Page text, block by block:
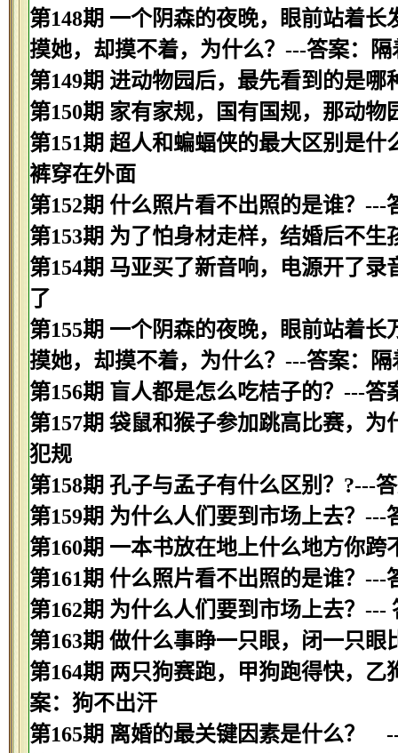
第148期 一个阴森的夜晚，眼前站着
摸她，却摸不着，为什么？---答案：隔
第149期 进动物园后，最先看到的是哪
第150期 家有家规，国有国规，那动
第151期 超人和蝙蝠侠的最大区别是
裤穿在外面
第152期 什么照片看不出照的是谁？---
第153期 为了怕身材走样，结婚后不
第154期 马亚买了新音响，电源开了
了
第155期 一个阴森的夜晚，眼前站着
摸她，却摸不着，为什么？---答案：隔
第156期 盲人都是怎么吃桔子的？---答
第157期 袋鼠和猴子参加跳高比赛，
犯规
第158期 孔子与孟子有什么区别？?---
第159期 为什么人们要到市场上去？---
第160期 一本书放在地上什么地方你
第161期 什么照片看不出照的是谁？---
第162期 为什么人们要到市场上去？---
第163期 做什么事睁一只眼，闭一只眼
第164期 两只狗赛跑，甲狗跑得快，
案：狗不出汗
第165期 离婚的最关键因素是什么？